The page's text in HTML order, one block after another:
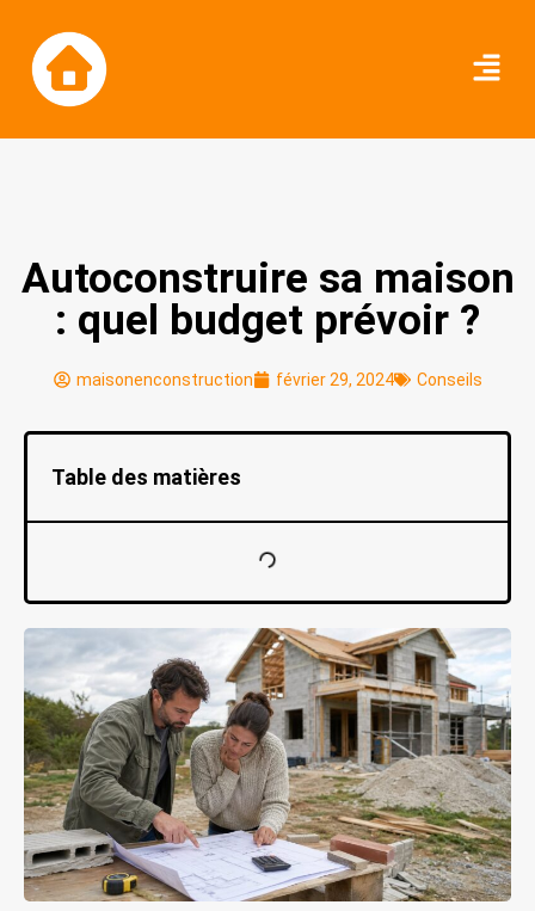
Autoconstruire sa maison
: quel budget prévoir ?
maisonenconstruction février 29, 2024 Conseils
Table des matières